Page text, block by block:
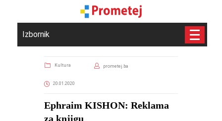
Izbornik
Kultura prometej.ba
20.01.2020
Ephraim KISHON: Reklama
za knjigu